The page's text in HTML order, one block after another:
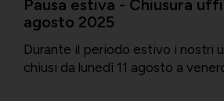
Pausa estiva - Chiusura
agosto 2025
Durante il periodo estivo i nostri
chiusi da lunedì 11 agosto a